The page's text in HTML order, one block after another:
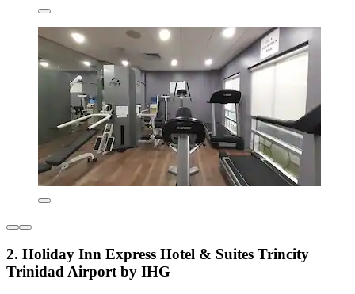
2. Holiday Inn Express Hotel & Suites Trincity
Trinidad Airport by IHG